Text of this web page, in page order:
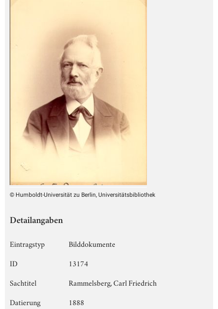
© Humboldt-Universität zu Berlin, Universitätsbibliothek
Detailangaben
Eintragstyp
Bilddokumente
ID
13174
Sachtitel
Rammelsberg, Carl Friedrich
Datierung
1888